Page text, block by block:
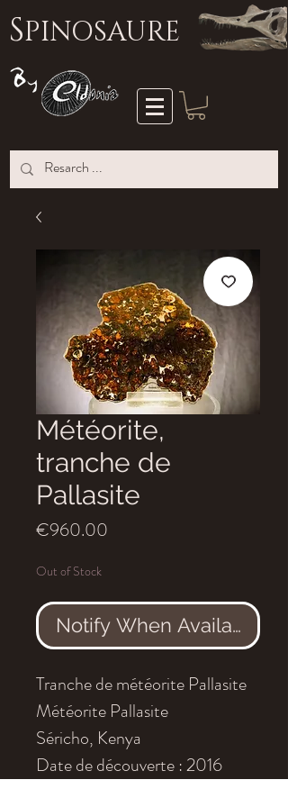
SPINOSAURE
Météorite,
tranche de
Pallasite
€960.00
Out of Stock
Notify When Available
Tranche de météorite Pallasite
Météorite Pallasite
Séricho, Kenya
Date de découverte : 2016